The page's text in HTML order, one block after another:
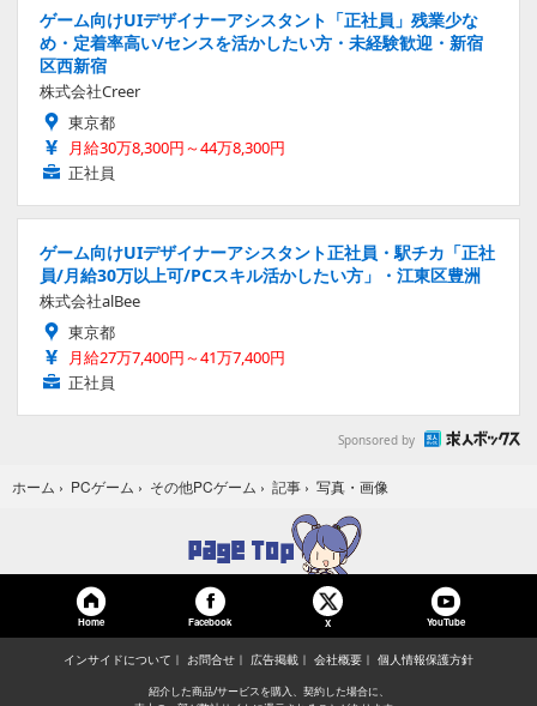
ゲーム向けUIデザイナーアシスタント「正社員」残業少な
め・定着率高い/センスを活かしたい方・未経験歓迎・新宿
区西新宿
株式会社Creer
東京都
月給30万8,300円～44万8,300円
正社員
ゲーム向けUIデザイナーアシスタント正社員・駅チカ「正社
員/月給30万以上可/PCスキル活かしたい方」・江東区豊洲
株式会社alBee
東京都
月給27万7,400円～41万7,400円
正社員
Sponsored by
ホーム › PCゲーム › その他PCゲーム › 記事 › 写真・画像
Home Facebook X YouTube
インサイドについて お問合せ 広告掲載 会社概要 個人情報保護方針
紹介した商品/サービスを購入、契約した場合に、